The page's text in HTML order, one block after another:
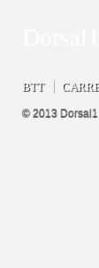
BTT
© 2013